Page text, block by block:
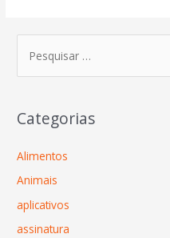
Categorias
Alimentos
Animais
aplicativos
assinatura